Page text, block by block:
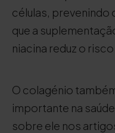
células, prevenindo
que a
niacina reduz o
O colagénio
importante na
sobre ele nos